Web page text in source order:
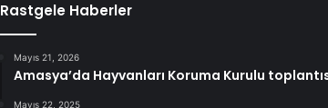
Rastgele Haberler
Mayıs 21, 2026
Amasya’da Hayvanları Koruma Kurulu
Mayıs 22, 2025